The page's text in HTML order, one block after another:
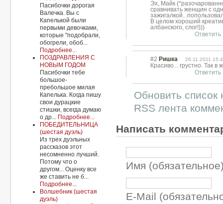
Пасибочки дорогая
Валечка. Вы с
Капелькой были
первыми девочками,
которые "подобрали,
обогрели, обоб...
Подробнее...
ПОЗДРАВЛЕНИЯ С
НОВЫМ ГОДОМ
Пасибочки тебе
большое-
пребольшое милая
Капелька. Когда пишу
свои дурацкие
стишки, всегда думаю
о др... Подробнее...
ПОБЕДИТЕЛЬНИЦА
(шестая дуэль)
Из трех дуэльных
рассказов этот
несомненно лучший.
Потому что о
другом... Оценку все
же ставить не б...
Подробнее...
Волшебник (шестая
дуэль)
Эх, Майк
сравнивать женщин с
В целом хороший
албанского, слог!)))
Ответить
#2 Ришка 26.11.2011
Красиво... грустно. Так в
Ответить
Обновить список
RSS лента
Написать
Имя
E-Mail